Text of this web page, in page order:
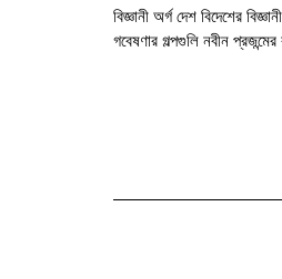
বিজ্ঞানী অর্গ দেশ বিদেশের
গবেষণার গল্পগুলি নবীন প্রজন্মের